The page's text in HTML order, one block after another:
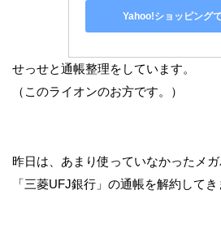
Yahoo!ショッピング
せっせと通帳整理をしています。
（このライオンのお方です。）
昨日は、あまり使っていなかったメガ
「三菱UFJ銀行」の通帳を解約してき